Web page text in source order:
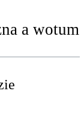
a wotum